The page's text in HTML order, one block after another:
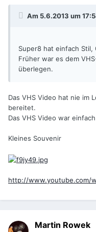
Am 5.6.2013 um
Super8 hat einfach Stil,
Früher war es dem
überlegen.
Das VHS Video hat nie im
bereitet.
Das VHS Video war
Kleines Souvenir
http://www.youtube.com/
Martin Rowek